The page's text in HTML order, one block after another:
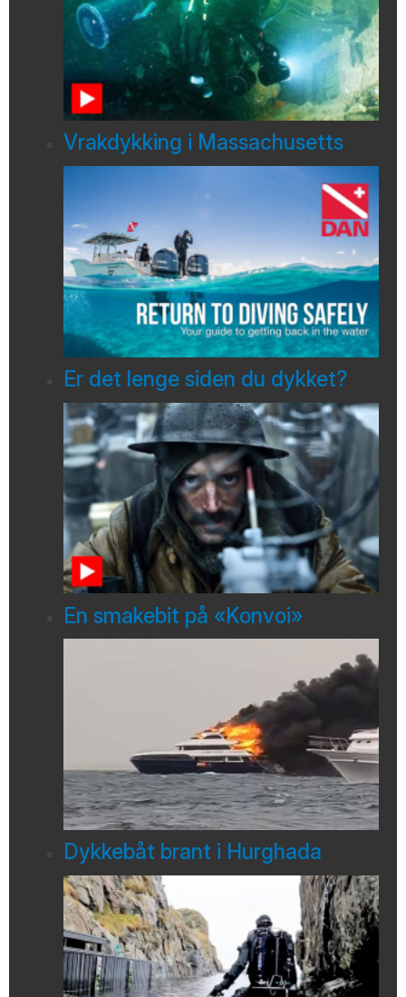
Vrakdykking i Massachusetts
Er det lenge siden du dykket?
En smakebit på «Konvoi»
Dykkebåt brant i Hurghada